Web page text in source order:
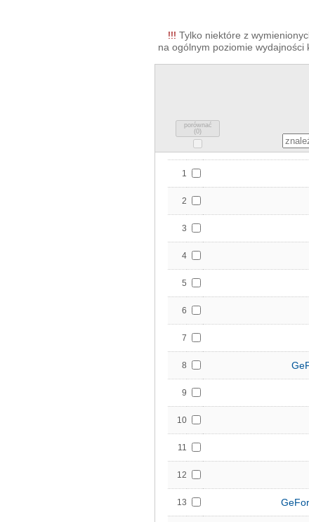
!!! Tylko niektóre z
na ogólnym poziomie wydajności
porównać
(0)
1
2
3
4
5
6
7
8
9
10
11
12
13